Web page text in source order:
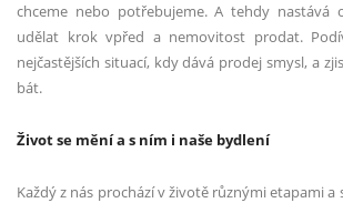
chceme nebo potřebujeme. A tehdy nastává
udělat krok vpřed a nemovitost prodat.
nejčastějších situací, kdy dává prodej smysl, a
bát.
Život se mění a s ním i naše bydlení
Každý z nás prochází v životě různými etapami a